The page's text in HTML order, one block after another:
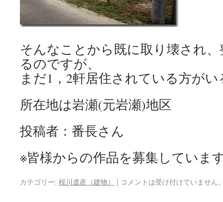
そんなことから既に取り壊され
るのですが、
まだ1，2軒居住されている方が
所在地は岩瀬(元岩瀬)地区
投稿者：番長さん
※皆様からの作品を募集していま
カテゴリー: 桜川遺産（建物） | コメントは受け付けていません